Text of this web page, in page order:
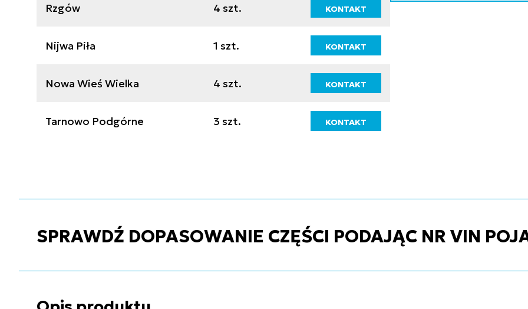
Rzgów 4 szt. KONTAKT
Nijwa Piła 1 szt. KONTAKT
Nowa Wieś Wielka 4 szt. KONTAKT
Tarnowo Podgórne 3 szt. KONTAKT
SPRAWDŹ DOPASOWANIE CZĘŚCI PODAJĄC NR VIN